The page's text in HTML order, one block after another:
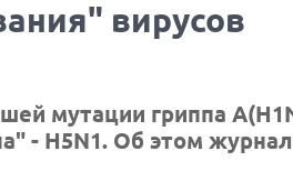
вирусов
мутации гриппа
- H5N1. Об этом